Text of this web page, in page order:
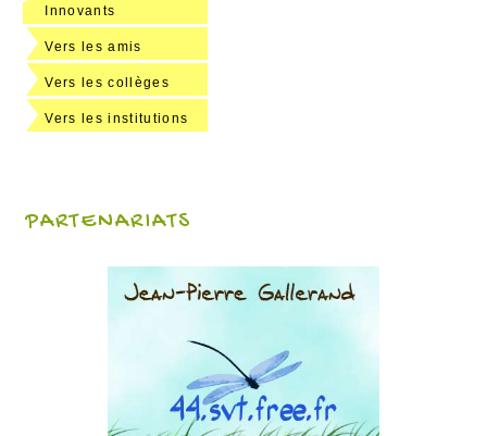
Innovants
Vers les amis
Vers les collèges
Vers les institutions
PARTENARIATS